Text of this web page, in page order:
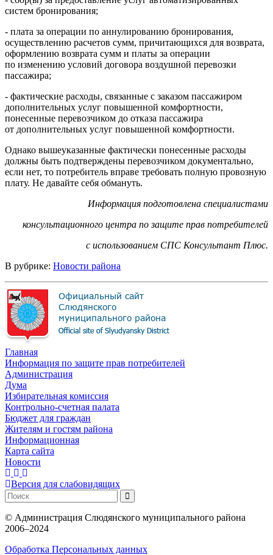
систем бронирования;
- плата за операции по аннулированию бронирования,
осуществлению расчетов сумм, причитающихся для возврата,
оформлению возврата сумм и платы за операции
по изменению условий договора воздушной перевозки
пассажира;
- фактические расходы, связанные с заказом пассажиром
дополнительных услуг повышенной комфортности,
понесенные перевозчиком до отказа пассажира
от дополнительных услуг повышенной комфортности.
Однако вышеуказанные фактически понесенные расходы
должны быть подтверждены перевозчиком документально,
если нет, то потребитель вправе требовать полную провозную
плату. Не давайте себя обмануть.
Информация подготовлена специалистами
консультационного центра по защите прав потребителей
с использованием СПС Консультант Плюс.
В рубрике: Новости района
Главная
Информация по защите прав потребителей
Администрация
Дума
Избирательная комиссия
Контрольно-счетная палата
Бюджет для граждан
Жителям и гостям района
Информационная
Карта сайта
Новости
Версия для слабовидящих
© Администрация Слюдянского муниципального района
2006–2024
Обработка Персональных данных